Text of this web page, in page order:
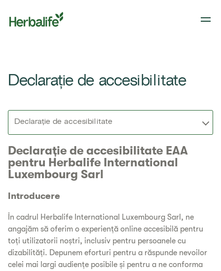
Declarație de accesibilitate
Declarație de accesibilitate
Declarație de accesibilitate EAA
pentru Herbalife International
Luxembourg Sarl
Introducere
În cadrul Herbalife International Luxembourg Sarl, ne
angajăm să oferim o experiență online accesibilă pentru
toți utilizatorii noștri, inclusiv pentru persoanele cu
dizabilități. Depunem eforturi pentru a răspunde nevoilor
celei mai largi audiențe posibile și pentru a ne conforma